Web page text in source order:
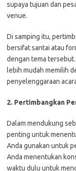
supaya tujuan dan
venue.
Di samping itu,
bersifat santai atau
dengan tema
lebih mudah memilih
penyelenggaraan
2. Pertimbangkan
Dalam mendukung
penting untuk
Anda gunakan untuk
Anda menentukan
waktu dulu untuk